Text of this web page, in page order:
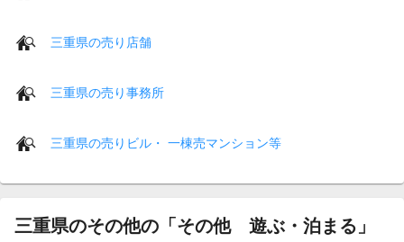
三重県の売り店舗
三重県の売り事務所
三重県の売りビル・ 一棟売マンション等
三重県のその他の「その他 遊ぶ・泊まる」